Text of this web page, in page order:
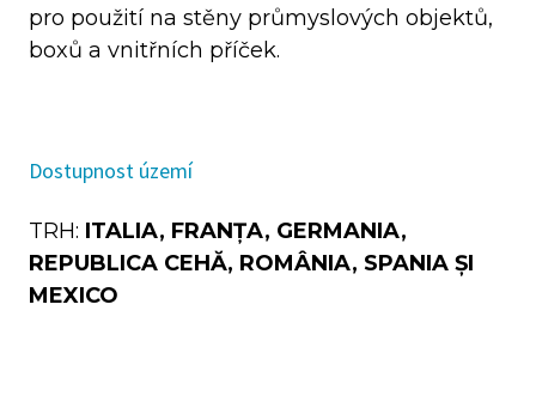
pro použití na stěny průmyslových objektů,
boxů a vnitřních příček.
Dostupnost území
TRH: ITALIA, FRANȚA, GERMANIA,
REPUBLICA CEHĂ, ROMÂNIA, SPANIA ȘI
MEXICO